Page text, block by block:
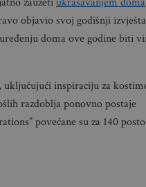
objavio svoj godišnji
doma ove godine biti
uključujući inspiraciju za
razdoblja ponovno postaje
povećane su za 140